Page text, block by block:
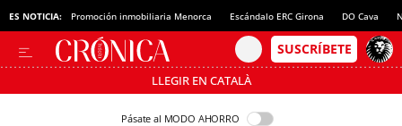
ES NOTICIA: Promoción inmobiliaria Menorca Escándalo ERC Girona DO Cava
LLEGIR EN CATALÀ
Pásate al MODO AHORRO